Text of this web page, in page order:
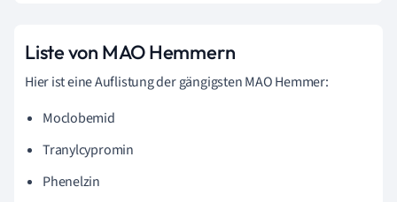
Liste von MAO Hemmern
Hier ist eine Auflistung der gängigsten MAO Hemmer:
Moclobemid
Tranylcypromin
Phenelzin